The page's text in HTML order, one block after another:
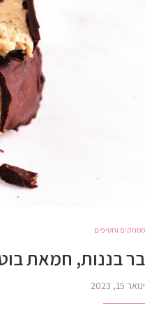
ממתקים וחטיפים
בר בננות, חמאת
ינואר 15, 2023